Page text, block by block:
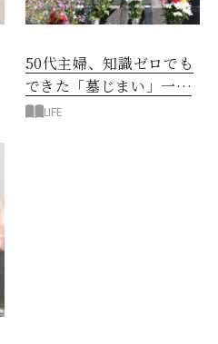
50代主婦、知識ゼロでも
できた「墓じまい」一つ
後悔したのは、ある順
LIFE